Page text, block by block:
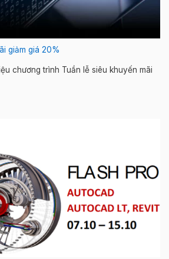
giảm giá 20%
chương trình Tuần lễ siêu khuyến mãi